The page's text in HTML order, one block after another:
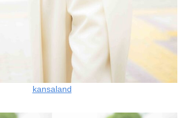
kansaland